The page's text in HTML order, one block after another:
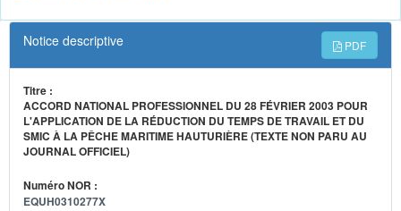
Notice descriptive PDF
Titre :
ACCORD NATIONAL PROFESSIONNEL DU 28 FÉVRIER 2003 POUR
L'APPLICATION DE LA RÉDUCTION DU TEMPS DE TRAVAIL ET DU
SMIC À LA PÊCHE MARITIME HAUTURIÈRE (TEXTE NON PARU AU
JOURNAL OFFICIEL)
Numéro NOR :
EQUH0310277X